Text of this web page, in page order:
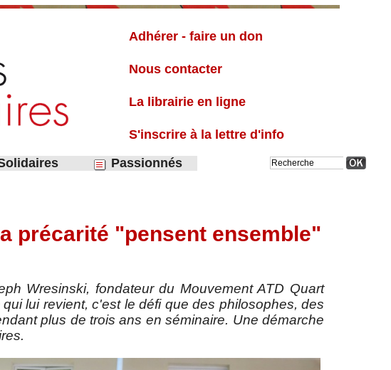
Adhérer - faire un don
Nous contacter
La librairie en ligne
S'inscrire à la lettre d'info
Passionnés
précarité "pensent ensemble"
Wresinski, fondateur du Mouvement ATD Quart
lui revient, c'est le défi que des philosophes, des
plus de trois ans en séminaire. Une démarche